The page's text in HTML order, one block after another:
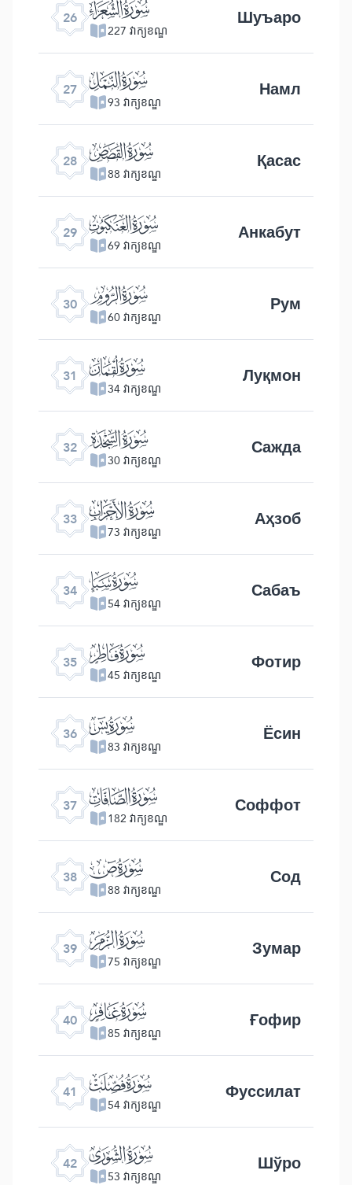
26 ﮦ
227 វាក្យខណ្ឌ Шуъаро
27 ﮧ
93 វាក្យខណ្ឌ Намл
28 ﮨ
88 វាក្យខណ្ឌ Қасас
29 ﮩ
69 វាក្យខណ្ឌ Анкабут
30 ﮪ
60 វាក្យខណ្ឌ Рум
31 ﮫ
34 វាក្យខណ្ឌ Луқмон
32 ﮬ
30 វាក្យខណ្ឌ Сажда
33 ﮭ
73 វាក្យខណ្ឌ Аҳзоб
34 ﮮ
54 វាក្យខណ្ឌ Сабаъ
35 ﮯ
45 វាក្យខណ្ឌ Фотир
36 ﮰ
83 វាក្យខណ្ឌ Ёсин
37 ﮱ
182 វាក្យខណ្ឌ Соффот
38 ﯓ
88 វាក្យខណ្ឌ Сод
39 ﯔ
75 វាក្យខណ្ឌ Зумар
40 ﯕ
85 វាក្យខណ្ឌ Ғофир
41 ﯖ
54 វាក្យខណ្ឌ Фуссилат
42 ﯗ
53 វាក្យខណ្ឌ Шўро